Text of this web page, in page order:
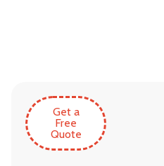
Get a
Free
Quote